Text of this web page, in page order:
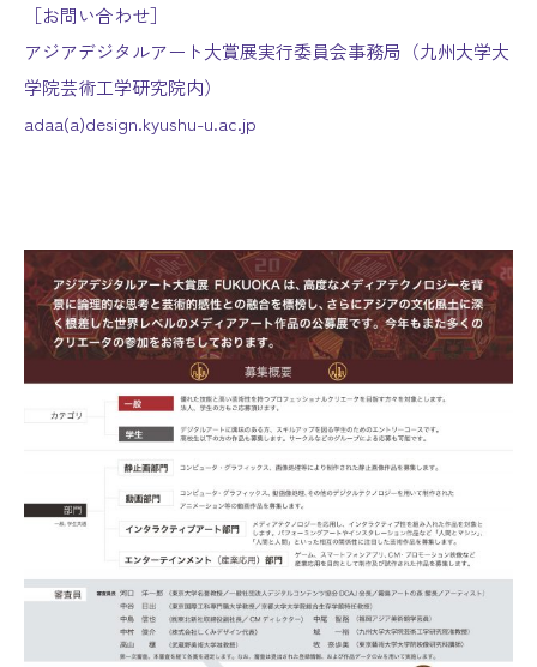
［お問い合わせ］
アジアデジタルアート大賞展実行委員会事務局（九州大学大
学院芸術工学研究院内）
adaa(a)design.kyushu-u.ac.jp